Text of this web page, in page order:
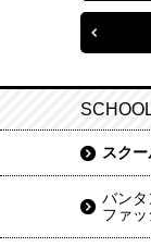
スク
バン
ファ